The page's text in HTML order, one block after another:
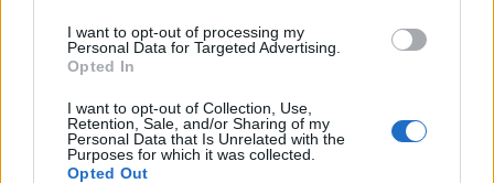
I want to opt-out of processing my
Personal Data for Targeted Advertising.
Opted In
I want to opt-out of Collection, Use,
Retention, Sale, and/or Sharing of my
Personal Data that Is Unrelated with the
Purposes for which it was collected.
Opted Out
Příbram modernizuje parkovací automaty.
Přibudou i tři nové poblíž Svaté Hory
Středočeský kraj upravil pravidla soutěže.
Obce nově získají body i za předcházení